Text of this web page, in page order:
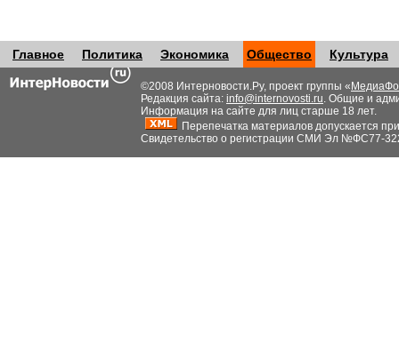
Главное Политика Экономика Общество Культура
©2008 Интерновости.Ру, проект группы «
Редакция сайта: info@internovosti.ru. Общие и
Информация на сайте для лиц старше 18 лет.
Перепечатка материалов допускается
Свидетельство о регистрации СМИ Эл №ФС77-